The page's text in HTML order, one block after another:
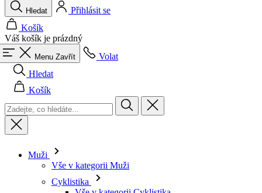
Hledat
Přihlásit se
Košík
Váš košík je prázdný
Menu Zavřít
Volat
Hledat
Košík
Muži
Vše v kategorii Muži
Cyklistika